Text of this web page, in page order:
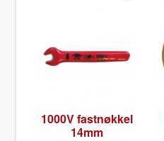
1000V fast­nøkkel
14mm